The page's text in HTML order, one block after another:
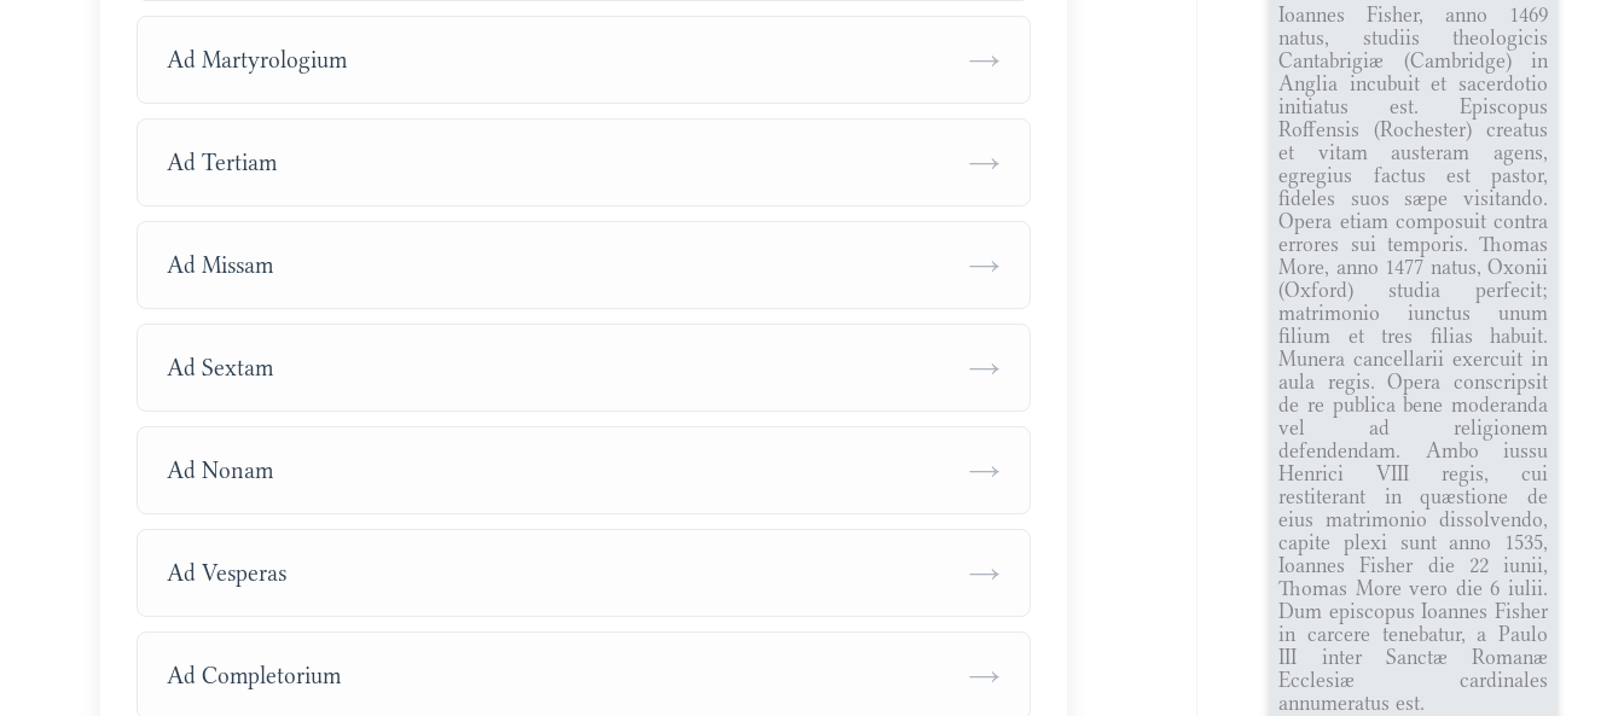
Ad Martyrologium →
Ad Tertiam →
Ad Missam →
Ad Sextam →
Ad Nonam →
Ad Vesperas →
Ad Completorium →
Ioannes Fisher, anno 1469
natus, studiis theologicis
Cantabrigiæ (Cambridge) in
Anglia incubuit et sacerdotio
initiatus est. Episcopus
Roffensis (Rochester) creatus
et vitam austeram agens,
egregius factus est pastor,
fideles suos sæpe visitando.
Opera etiam composuit contra
errores sui temporis. Thomas
More, anno 1477 natus, Oxonii
(Oxford) studia perfecit;
matrimonio iunctus unum
filium et tres filias habuit.
Munera cancellarii exercuit in
aula regis. Opera conscripsit
de re publica bene moderanda
vel ad religionem
defendendam. Ambo iussu
Henrici VIII regis, cui
restiterant in quæstione de
eius matrimonio dissolvendo,
capite plexi sunt anno 1535,
Ioannes Fisher die 22 iunii,
Thomas More vero die 6 iulii.
Dum episcopus Ioannes Fisher
in carcere tenebatur, a Paulo
III inter Sanctæ Romanæ
Ecclesiæ cardinales
annumeratus est.